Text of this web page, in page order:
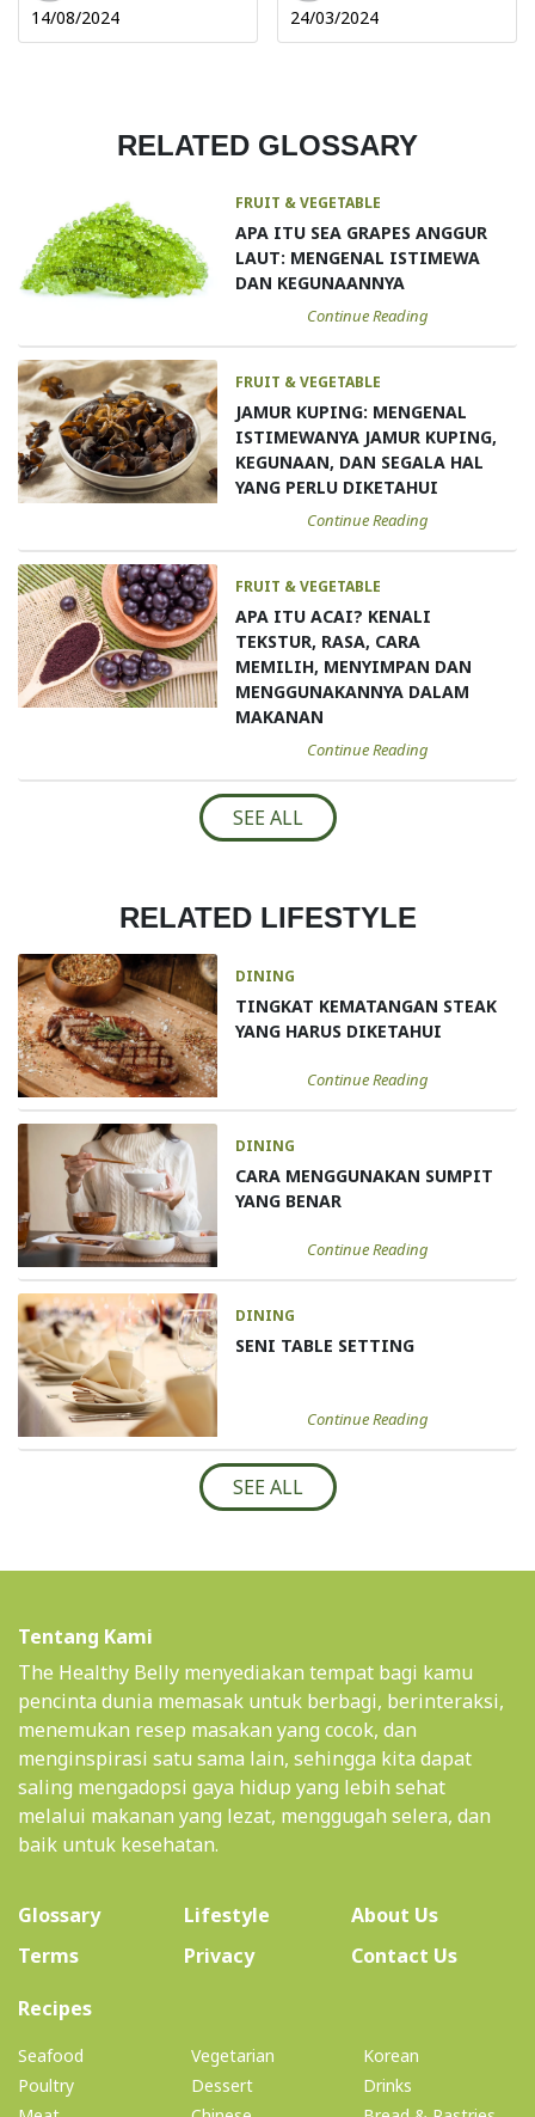
14/08/2024 24/03/2024
RELATED GLOSSARY
FRUIT & VEGETABLE
APA ITU SEA GRAPES ANGGUR
LAUT: MENGENAL ISTIMEWA
DAN KEGUNAANNYA
Continue Reading
FRUIT & VEGETABLE
JAMUR KUPING: MENGENAL
ISTIMEWANYA JAMUR KUPING,
KEGUNAAN, DAN SEGALA HAL
YANG PERLU DIKETAHUI
Continue Reading
FRUIT & VEGETABLE
APA ITU ACAI? KENALI
TEKSTUR, RASA, CARA
MEMILIH, MENYIMPAN DAN
MENGGUNAKANNYA DALAM
MAKANAN
Continue Reading
SEE ALL
RELATED LIFESTYLE
DINING
TINGKAT KEMATANGAN STEAK
YANG HARUS DIKETAHUI
Continue Reading
DINING
CARA MENGGUNAKAN SUMPIT
YANG BENAR
Continue Reading
DINING
SENI TABLE SETTING
Continue Reading
SEE ALL
Tentang Kami
The Healthy Belly menyediakan tempat bagi kamu
pencinta dunia memasak untuk berbagi, berinteraksi,
menemukan resep masakan yang cocok, dan
menginspirasi satu sama lain, sehingga kita dapat
saling mengadopsi gaya hidup yang lebih sehat
melalui makanan yang lezat, menggugah selera, dan
baik untuk kesehatan.
Glossary Lifestyle About Us(current)
Terms
Privacy
Contact Us
Recipes(current)
Seafood
Poultry
Vegetarian
Dessert
Korean
Drinks